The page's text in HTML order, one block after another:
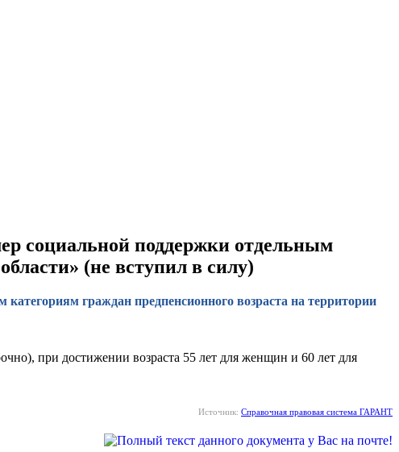
социальной поддержки отдельным
(не вступил в силу)
граждан предпенсионного возраста на территории
при достижении возраста 55 лет для женщин и 60 лет для
Источник: Справочная правовая система ГАРАНТ